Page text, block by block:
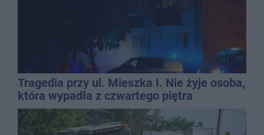
Tragedia przy ul. Mieszka I. Nie żyje osoba,
która wypadła z czwartego piętra